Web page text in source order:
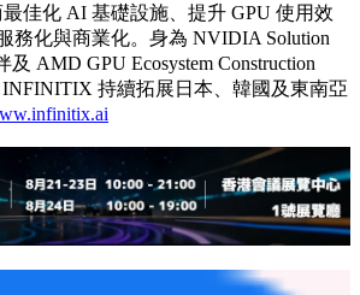
佳化 AI 基礎設施、提升 GPU 使用效
務化與商業化。身為 NVIDIA Solution
AMD GPU Ecosystem Construction
INFINITIX 持續拓展日本、韓國及東南亞